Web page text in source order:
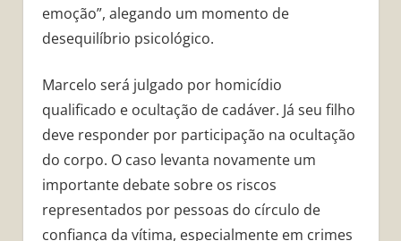
emoção”, alegando um momento de
desequilíbrio psicológico.
Marcelo será julgado por homicídio
qualificado e ocultação de cadáver. Já seu filho
deve responder por participação na ocultação
do corpo. O caso levanta novamente um
importante debate sobre os riscos
representados por pessoas do círculo de
confiança da vítima, especialmente em crimes